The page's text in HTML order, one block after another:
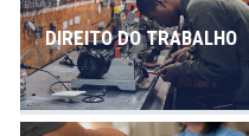
DIREITO DO TRABALHO